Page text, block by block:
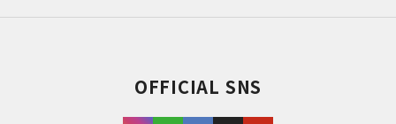
OFFICIAL SNS